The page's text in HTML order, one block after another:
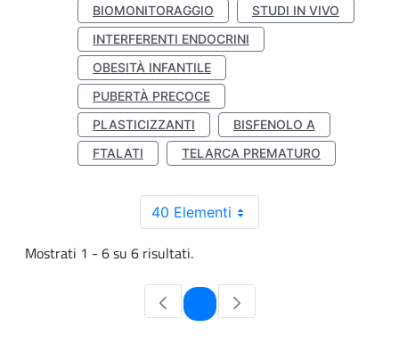
BIOMONITORAGGIO
STUDI IN VIVO
INTERFERENTI ENDOCRINI
OBESITÀ INFANTILE
PUBERTÀ PRECOCE
PLASTICIZZANTI
BISFENOLO A
FTALATI
TELARCA PREMATURO
40 Elementi
Mostrati 1 - 6 su 6 risultati.
Pagina